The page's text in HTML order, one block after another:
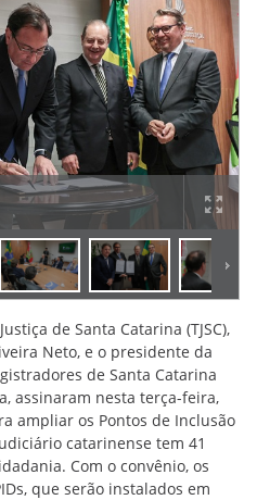
de Santa Catarina (TJSC),
Neto, e o presidente da
de Santa Catarina
assinaram nesta terça-feira,
ampliar os Pontos de Inclusão
catarinense tem 41
Com o convênio, os
que serão instalados em